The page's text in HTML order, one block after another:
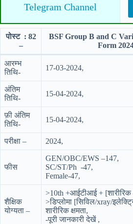
Telegram Channel
पोस्ट : 82
–
BSF Group B and C
Form
आरम्भ
तिथि-
17-03-2024,
अंतिम
तिथि-
15-04-2024,
फ़ी अंतिम
तिथि-
15-04-2024,
परीक्षा – 2024,
फीस
GEN/OBC/EWS –147,
SC/ST/Ph -47,
Female-47,
शैक्षिक
योग्यता –
>10th +आईटीआई + [शारीरिक
>डिप्लोमा [सिविल/xray/
शारीरिक क्षमता,
-पूरी जानकारी देखें ,